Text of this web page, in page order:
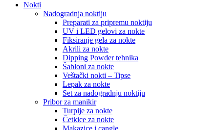
Nokti
Nadogradnja noktiju
Preparati za pripremu noktiju
UV i LED gelovi za nokte
Fiksiranje gela za nokte
Akrili za nokte
Dipping Powder tehnika
Šabloni za nokte
Veštački nokti – Tipse
Lepak za nokte
Set za nadogradnju noktiju
Pribor za manikir
Turpije za nokte
Četkice za nokte